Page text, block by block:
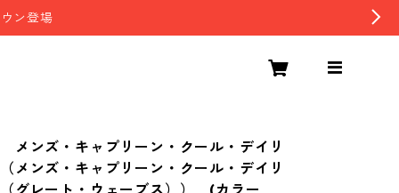
ン登場
メンズ・キャプリーン・クール・デイリ
メンズ・キャプリーン・クール・デイリ
グレート・ウェーブス）） (カラー